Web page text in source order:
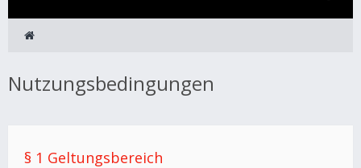
Nutzungsbedingungen
§ 1 Geltungsbereich